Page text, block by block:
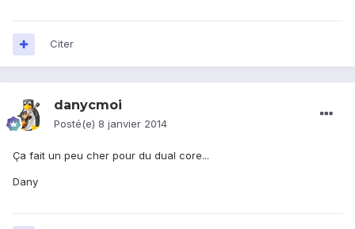
Citer
danycmoi
Posté(e) 8 janvier 2014
Ça fait un peu cher pour du dual core...
Dany